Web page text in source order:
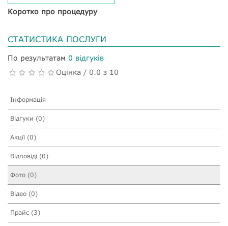
Коротко про процедуру
СТАТИСТИКА ПОСЛУГИ
По результатам 0 відгуків
Оцінка / 0.0 з 10
Інформація
Відгуки (0)
Акції (0)
Відповіді (0)
Фото (0)
Відео (0)
Прайс (3)